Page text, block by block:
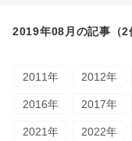
2019年08月の記事（2
2011年 2012年
2016年 2017年
2021年 2022年